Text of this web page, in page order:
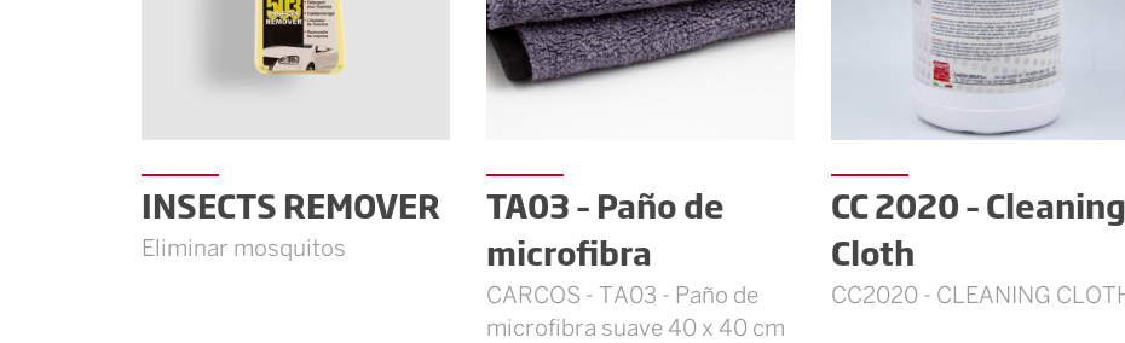
INSECTS REMOVER
Eliminar mosquitos
TA03 – Paño de
microfibra
CARCOS - TA03 - Paño de
microfibra suave 40 x 40 cm
CC 2020 – Cleaning
Cloth
CC2020 - CLEANING